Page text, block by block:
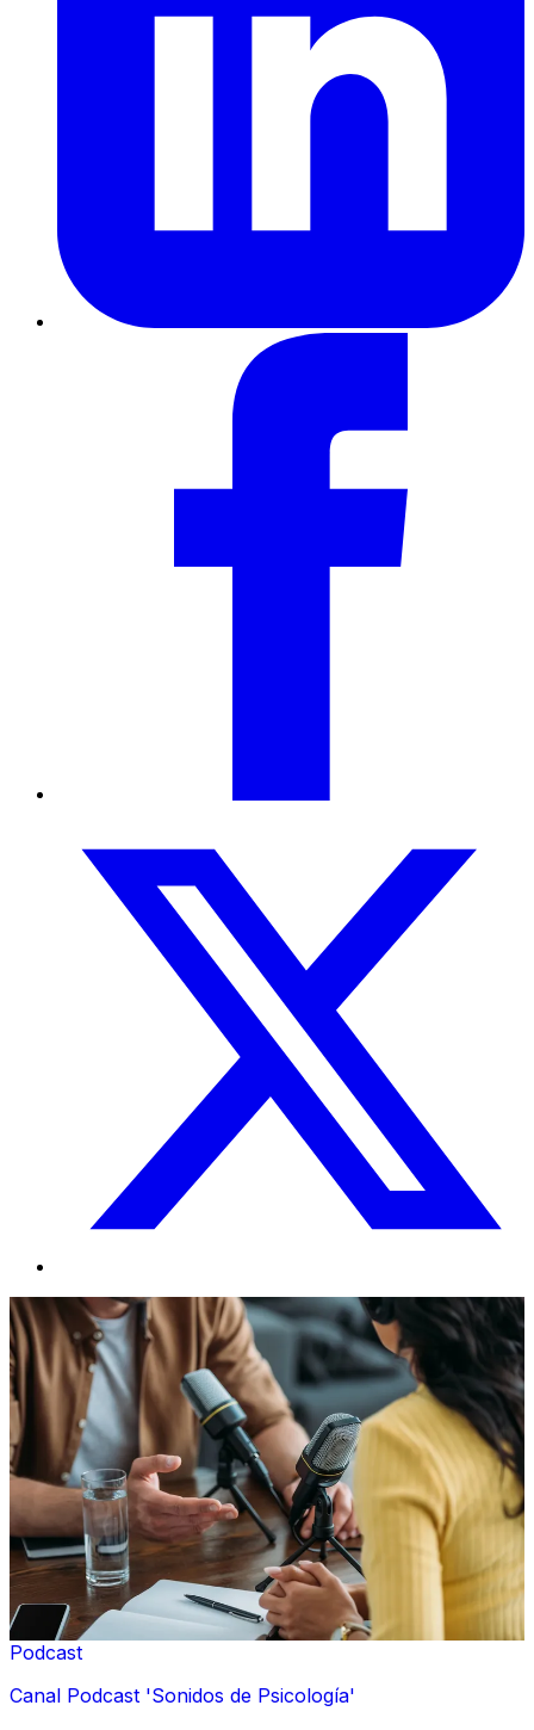
Podcast
Canal Podcast 'Sonidos de Psicología'